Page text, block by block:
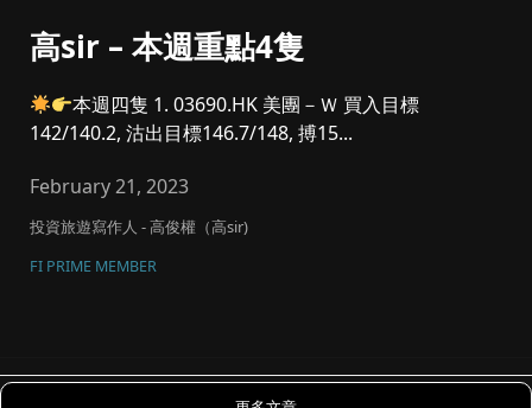
高sir – 本週重點4隻
本週四隻 1. 03690.HK 美團－Ｗ 買入目標
142/140.2, 沽出目標146.7/148, 搏15...
February 21, 2023
投資旅遊寫作人 - 高俊權（高sir)
FI PRIME MEMBER